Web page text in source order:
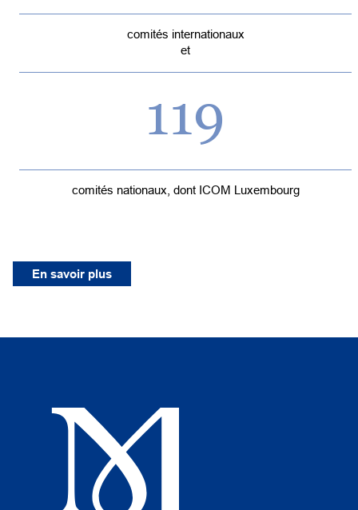
comités internationaux
et
119
comités nationaux, dont ICOM Luxembourg
En savoir plus